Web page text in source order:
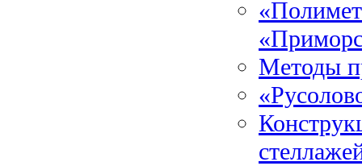
Методы